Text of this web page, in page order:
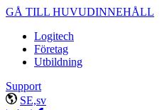
GÅ TILL HUVUDINNEHÅLL
Logitech
Företag
Utbildning
Support
SE,sv